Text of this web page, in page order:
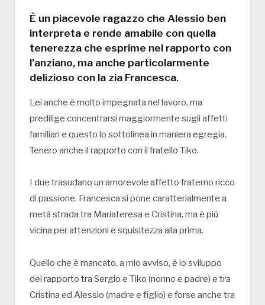
È un piacevole ragazzo che Alessio ben
interpreta e rende amabile con quella
tenerezza che esprime nel rapporto con
l’anziano, ma anche particolarmente
delizioso con la zia Francesca.
Lei anche è molto impegnata nel lavoro, ma
predilige concentrarsi maggiormente sugli affetti
familiari e questo lo sottolinea in maniera egregia.
Tenero anche il rapporto con il fratello Tiko.
I due trasudano un amorevole affetto fraterno ricco
di passione. Francesca si pone caratterialmente a
metà strada tra Mariateresa e Cristina, ma è più
vicina per attenzioni e squisitezza alla prima.
Quello che è mancato, a mio avviso, è lo sviluppo
del rapporto tra Sergio e Tiko (nonno e padre) e tra
Cristina ed Alessio (madre e figlio) e forse anche tra